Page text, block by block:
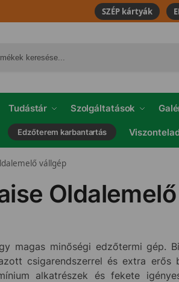
SZÉP kártyák
Tudástár Szolgáltatások
Edzőterem karbantartás
vállgép
magas minőségi edzőtermi gép.
csigarendszerrel és extra
alkatrészek és fekete